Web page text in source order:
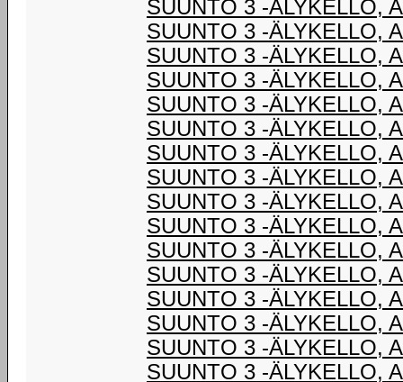
SUUNTO 3 -ÄLYKELLO,
SUUNTO 3 -ÄLYKELLO,
SUUNTO 3 -ÄLYKELLO,
SUUNTO 3 -ÄLYKELLO,
SUUNTO 3 -ÄLYKELLO,
SUUNTO 3 -ÄLYKELLO,
SUUNTO 3 -ÄLYKELLO,
SUUNTO 3 -ÄLYKELLO,
SUUNTO 3 -ÄLYKELLO,
SUUNTO 3 -ÄLYKELLO,
SUUNTO 3 -ÄLYKELLO,
SUUNTO 3 -ÄLYKELLO,
SUUNTO 3 -ÄLYKELLO,
SUUNTO 3 -ÄLYKELLO,
SUUNTO 3 -ÄLYKELLO,
SUUNTO 3 -ÄLYKELLO,